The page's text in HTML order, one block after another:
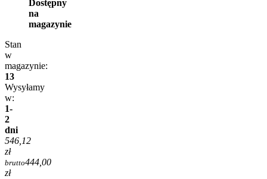
Dostępny
na
magazynie
Stan
w
magazynie:
13
Wysyłamy
w:
1-
2
dni
546,12
zł
brutto444,00
zł